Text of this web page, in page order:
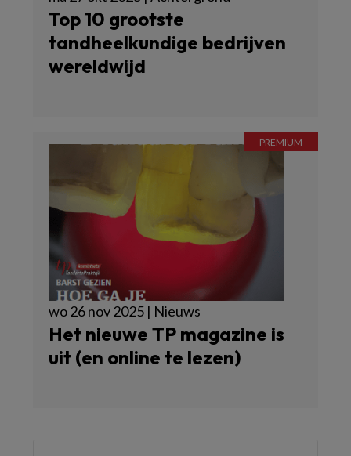
Top 10 grootste
tandheelkundige bedrijven
wereldwijd
wo 26 nov 2025 | Nieuws
Het nieuwe TP magazine is
uit (en online te lezen)